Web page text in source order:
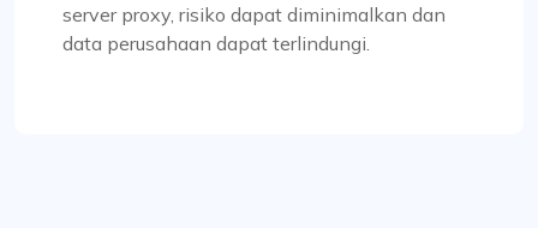
server proxy, risiko dapat diminimalkan dan
data perusahaan dapat terlindungi.